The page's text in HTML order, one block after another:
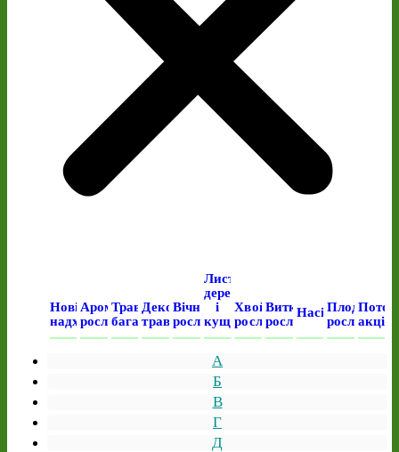
Нові
надходження
Ароматичні
рослини
Трав’янисті
багаторічні
Декоративні
трави
Вічнозелені
рослини
Листяні
дерева
і
кущі
Хвойні
рослини
Виткі
рослини
НасінняПлодові
рослини
акція
А
Б
В
Г
Д